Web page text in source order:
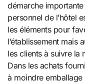
démarche importante
personnel de l’hôtel
les éléments pour
l’établissement mais
les clients à suivre la
Dans les achats
à moindre